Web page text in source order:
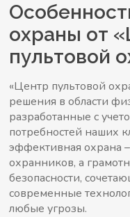
охраны от
пультовой
«Центр пультовой
решения в области
разработанные с
потребностей наших
эффективная охрана –
охранников, а
безопасности,
современные
любые угрозы.